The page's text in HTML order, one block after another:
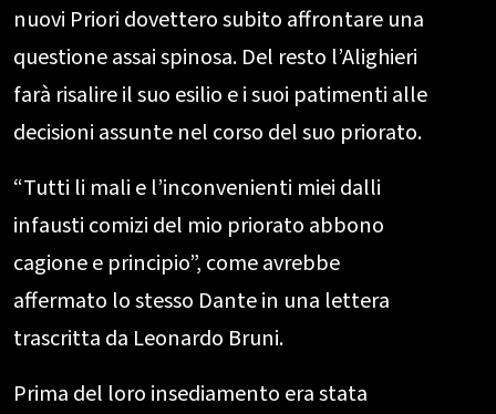
nuovi Priori dovettero subito affrontare una
questione assai spinosa. Del resto l’Alighieri
farà risalire il suo esilio e i suoi patimenti alle
decisioni assunte nel corso del suo priorato.
“Tutti li mali e l’inconvenienti miei dalli
infausti comizi del mio priorato abbono
cagione e principio”, come avrebbe
affermato lo stesso Dante in una lettera
trascritta da Leonardo Bruni.
Prima del loro insediamento era stata